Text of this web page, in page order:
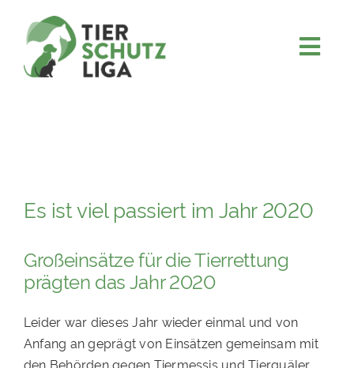
content
FÖRDERN & VERERBEN
4KIDS
TIERHEIME
Es ist viel passiert im Jahr 2020
Großeinsätze für die Tierrettung
prägten das Jahr 2020
Leider war dieses Jahr wieder einmal und von
Anfang an geprägt von Einsätzen gemeinsam mit
den Behörden gegen Tiermessis und Tierquäler.